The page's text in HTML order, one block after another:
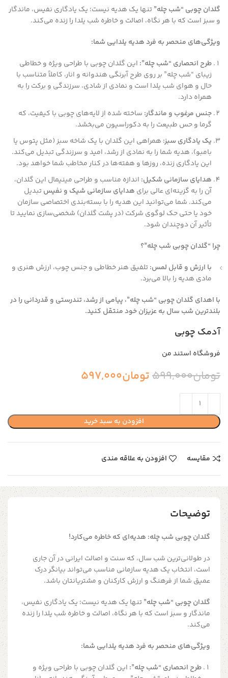
گلدان چوبی “شب چله”تنها یک هدیه نیست؛ یک یادگاری نفیس، ماندگار
و سبز است که با هر نگاه، اصالت و خاطره شب یلدا را زنده می‌کند.
ویژگی‌های منحصر به فرد هدیه یلدایی شما:
طرح انحصاری “شب چله”: این گلدان چوبی با طراحی ویژه و خطاطی
زیبای “شب چله” بر روی طرح آبرنگی هندوانه و انار، کاملاً متناسب با
حال و هوای شب یلدا است و نمادی از شادی، سرزندگی و برکت را به
همراه دارد.
جنس مرغوب و ماندگار: ساخته شده از لایه‌های چوبی با کیفیت، که
گرما و حس طبیعت را به دکوراسیون می‌بخشد.
یک یادگاری سبز: همراهی این گلدان با یک شاخه سبز (مثل پتوس یا
بامبو)، هدیه شما را به نمادی از رشد، امید و سرزندگی تبدیل می‌کند.
این یادگاری زنده، روزها و هفته‌ها در کنار مخاطب شما خواهد بود.
هدایای سازمانی شکیل: اندازه مناسب و طراحی مینیمال این گلدان،
آن را به گزینه‌ای عالی برای هدایای سازمانی شیک و نفیستبدیل
می‌کند. شما می‌توانید این هدیه را با بسته‌بندی اختصاصی سازمان
خود یا حتی حک لوگوی شرکت (در پشت گلدان) شخصی‌سازی نمایید تا
تأثیر آن دوچندان شود.
چرا “گلدان چوبی شب چله”؟
با ارزش و قابل لمس:تلفیق هنر خطاطی و جنس چوب، ارزش هنری و
مادی هدیه را بالا می‌برد.
با اهدای گلدان چوبی “شب چله”، پیامی از رشد، تندرستی و قدردانی را در
بلندترین شب سال به عزیزان خود منتقل کنید.
آدمک چوبی
فروشگاه استند من
تومان599,000تومان597,000
افزودن به سبد خرید
مقایسه افزودن به علاقه مندی
توضیحات
گلدان چوبی شب چله: هدیه‌ای که خاطره می‌کارد!
در طولانی‌ترین شب سال، که سنت و اصالت ایرانی در آن جاری
است، انتخاب یک هدیه سازمانی مناسب می‌تواند بیانگر درک
عمیق شما از فرهنگ و ارزش کارکنان و مشتریانتان باشد.
گلدان چوبی “شب چله”تنها یک هدیه نیست؛ یک یادگاری نفیس،
ماندگار و سبز است که با هر نگاه، اصالت و خاطره شب یلدا را زنده
می‌کند.
ویژگی‌های منحصر به فرد هدیه یلدایی شما:
طرح انحصاری “شب چله”: این گلدان چوبی با طراحی ویژه و